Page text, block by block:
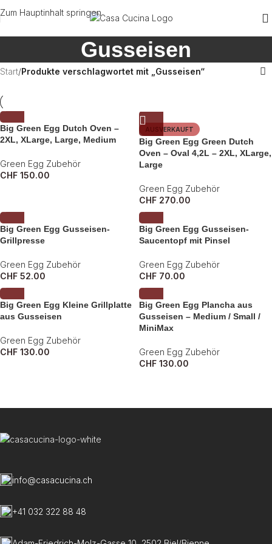
Zum Hauptinhalt springen
Gusseisen
Start/Produkte verschlagwortet mit „Gusseisen“
Big Green Egg Dutch Oven –
2XL, XLarge, Large, Medium
Green Egg Zubehör
CHF 150.00
AUSVERKAUFT
Big Green Egg Green Dutch
Oven – Oval 4,2L – 2XL, XLarge,
Large
Green Egg Zubehör
CHF 270.00
Big Green Egg Gusseisen-
Grillpresse
Green Egg Zubehör
CHF 52.00
Big Green Egg Gusseisen-
Saucentopf mit Pinsel
Green Egg Zubehör
CHF 70.00
Big Green Egg Kleine Grillplatte
aus Gusseisen
Green Egg Zubehör
CHF 130.00
Big Green Egg Plancha aus
Gusseisen – Medium / Small /
MiniMax
Green Egg Zubehör
CHF 130.00
info@casacucina.ch
+41 032 322 88 48